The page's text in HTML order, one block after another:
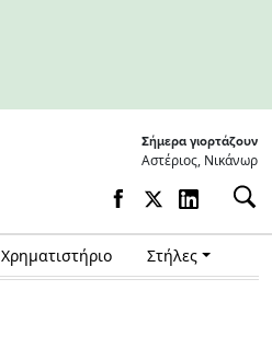
Σήμερα γιορτάζουν
Αστέριος, Νικάνωρ
Χρηματιστήριο Στήλες